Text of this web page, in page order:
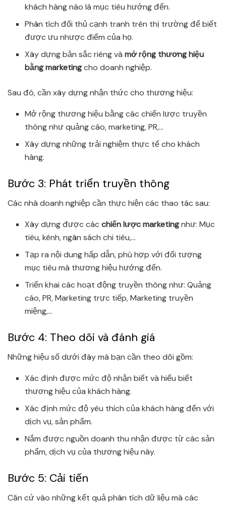
khách hàng nào là mục tiêu hướng đến.
Phân tích đối thủ cạnh tranh trên thị trường để biết
được ưu nhược điểm của họ.
Xây dựng bản sắc riêng và mở rộng thương hiệu
bằng marketingcho doanh nghiệp.
Sau đó, cần xây dựng nhận thức cho thương hiệu:
Mở rộng thương hiệu bằng các chiến lược truyền
thông như quảng cáo, marketing, PR,…
Xây dựng những trải nghiệm thực tế cho khách
hàng.
Bước 3: Phát triển truyền thông
Các nhà doanh nghiệp cần thực hiện các thao tác sau:
Xây dựng được các chiến lược marketingnhư: Mục
tiêu, kênh, ngân sách chi tiêu,…
Tạp ra nội dung hấp dẫn, phù hợp với đối tượng
mục tiêu mà thương hiệu hướng đến.
Triển khai các hoạt động truyền thông như: Quảng
cáo, PR, Marketing trực tiếp, Marketing truyền
miệng,…
Bước 4: Theo dõi và đánh giá
Những hiệu số dưới đây mà bạn cần theo dõi gồm:
Xác định được mức độ nhận biết và hiểu biết
thương hiệu của khách hàng.
Xác định mức độ yêu thích của khách hàng đến với
dịch vụ, sản phẩm.
Nắm được nguồn doanh thu nhận được từ các sản
phẩm, dịch vụ của thương hiệu này.
Bước 5: Cải tiến
Căn cứ vào những kết quả phân tích dữ liệu mà các